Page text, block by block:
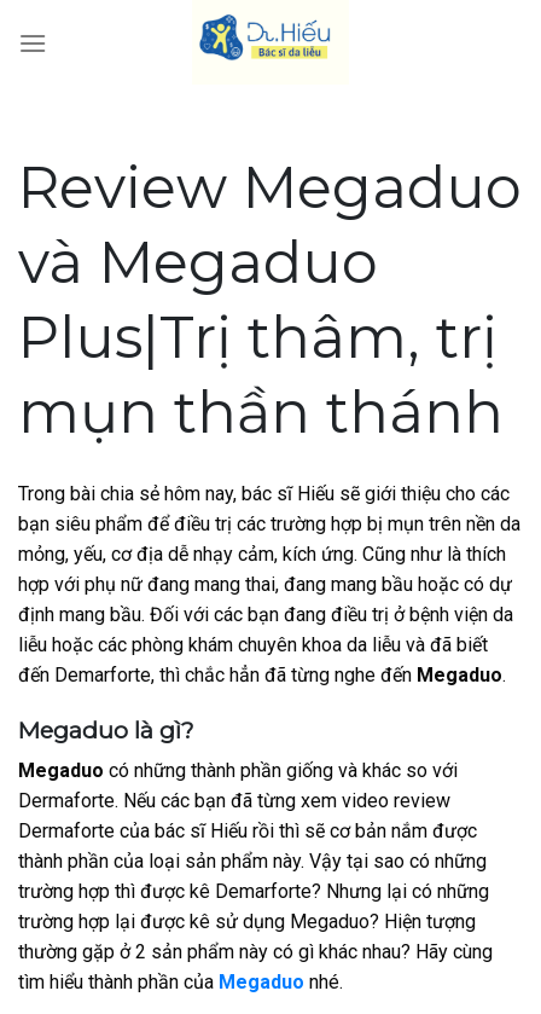
Review Megaduo
và Megaduo
Plus|Trị thâm, trị
mụn thần thánh
Trong bài chia sẻ hôm nay, bác sĩ Hiếu sẽ giới thiệu cho các
bạn siêu phẩm để điều trị các trường hợp bị mụn trên nền da
mỏng, yếu, cơ địa dễ nhạy cảm, kích ứng. Cũng như là thích
hợp với phụ nữ đang mang thai, đang mang bầu hoặc có dự
định mang bầu. Đối với các bạn đang điều trị ở bệnh viện da
liễu hoặc các phòng khám chuyên khoa da liễu và đã biết
đến Demarforte, thì chắc hẳn đã từng nghe đến Megaduo.
Megaduo là gì?
Megaduo có những thành phần giống và khác so với
Dermaforte. Nếu các bạn đã từng xem video review
Dermaforte của bác sĩ Hiếu rồi thì sẽ cơ bản nắm được
thành phần của loại sản phẩm này. Vậy tại sao có những
trường hợp thì được kê Demarforte? Nhưng lại có những
trường hợp lại được kê sử dụng Megaduo? Hiện tượng
thường gặp ở 2 sản phẩm này có gì khác nhau? Hãy cùng
tìm hiểu thành phần của Megaduo nhé.